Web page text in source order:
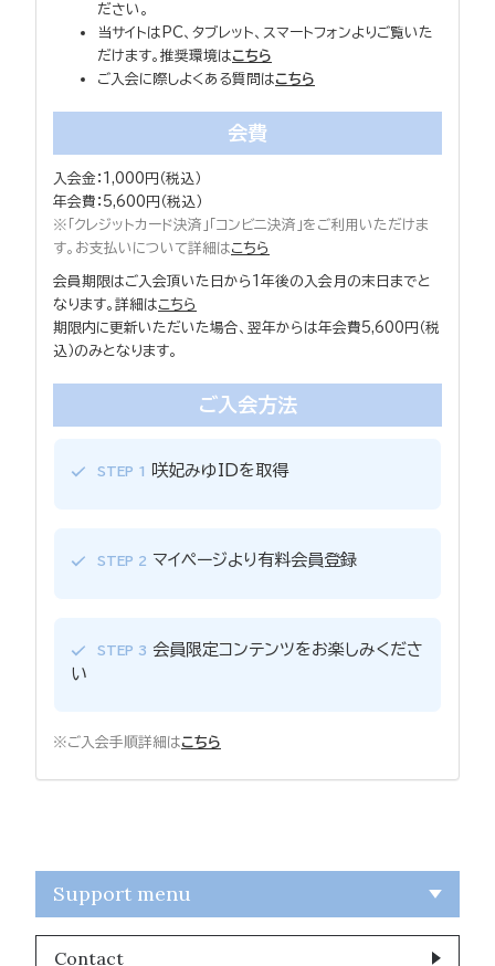
ださい。
当サイトはPC、タブレット、スマートフォンよりご覧いた
だけます。推奨環境はこちら
ご入会に際しよくある質問はこちら
会費
入会金：1,000円（税込）
年会費：5,600円（税込）
※「クレジットカード決済」「コンビニ決済」をご利用いただけま
す。お支払いについて詳細はこちら
会員期限はご入会頂いた日から1年後の入会月の末日までと
なります。詳細はこちら
期限内に更新いただいた場合、翌年からは年会費5,600円（税
込）のみとなります。
ご入会方法
STEP 1 咲妃みゆIDを取得
STEP 2 マイページより有料会員登録
STEP 3
会員限定コンテンツをお楽しみくださ
い
※ご入会手順詳細はこちら
Support menu
Contact